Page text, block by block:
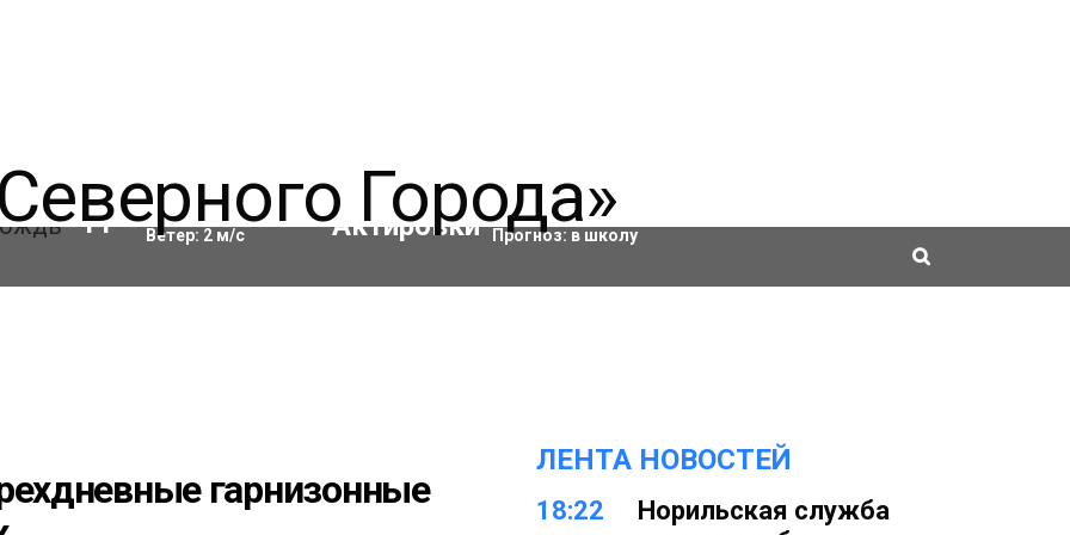
11 °C Влажность:97%
Ветер: 2м/с
Актировки
Прогноз: в школу
гарнизонные
ЛЕНТА НОВОСТЕЙ
18:22
Норильская служба